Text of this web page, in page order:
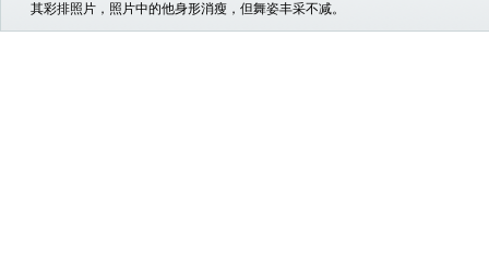
其彩排照片，照片中的他身形消瘦，但舞姿丰采不减。